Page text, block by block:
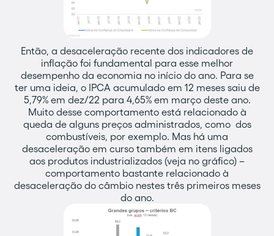
Então, a desaceleração recente dos indicadores de
inflação foi fundamental para esse melhor
desempenho da economia no início do ano. Para se
ter uma ideia, o IPCA acumulado em 12 meses saiu de
5,79% em dez/22 para 4,65% em março deste ano.
Muito desse comportamento está relacionado à
queda de alguns preços administrados, como dos
combustíveis, por exemplo. Mas há uma
desaceleração em curso também em itens ligados
aos produtos industrializados (veja no gráfico) –
comportamento bastante relacionado à
desaceleração do câmbio nestes três primeiros meses
do ano.